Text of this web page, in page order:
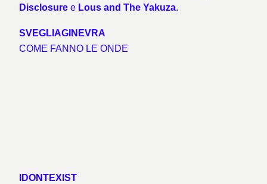
Disclosure e Lous and The Yakuza.
SVEGLIAGINEVRA
COME FANNO LE ONDE
IDONTEXIST